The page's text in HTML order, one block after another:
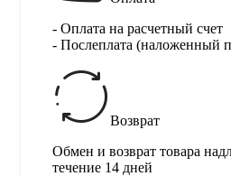
- Оплата на расчетный счет
- Послеплата (наложенный
Возврат
Обмен и возврат товара
течение 14 дней